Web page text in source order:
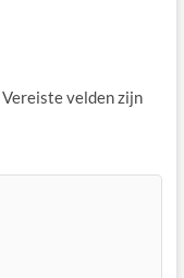
Vereiste velden zijn